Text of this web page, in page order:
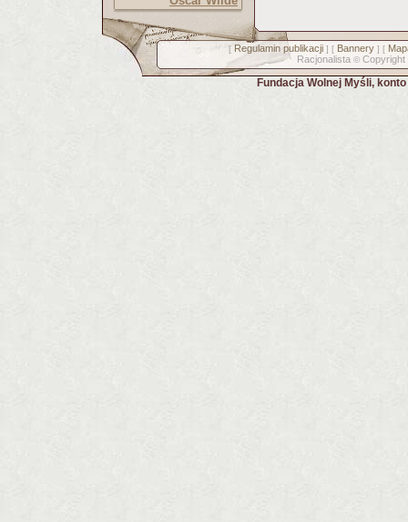
[ Regulamin publikacji] [ Bannery] [
Racjonalista © Copyright
Fundacja Wolnej Myśli,